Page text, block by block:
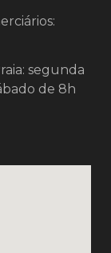
segunda
de 8h